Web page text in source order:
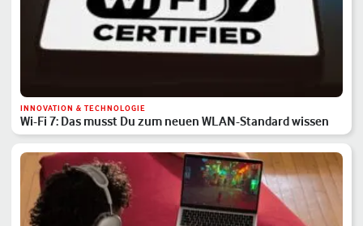
INNOVATION & TECHNOLOGIE
Wi-Fi 7: Das musst Du zum neuen WLAN-Standard wissen